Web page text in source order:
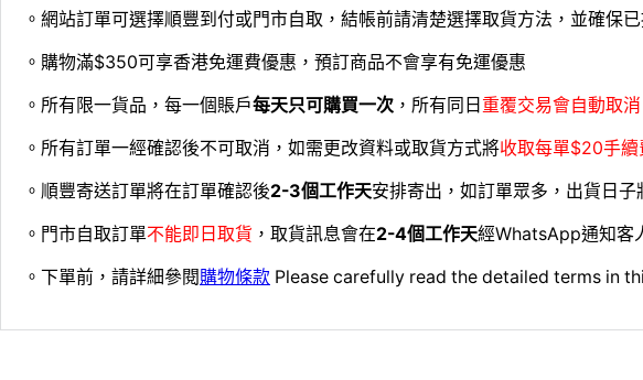
。網站訂單可選擇順豐到付或門市自取，結帳前請清楚選擇取貨方法，並確保
。購物滿$350可享香港免運費優惠，預訂商品不會享有免運優惠
。所有限一貨品，每一個賬戶每天只可購買一次 ，所有同日 重覆交易會自動取消
。所有訂單一經確認後不可取消，如需更改資料或取貨方式將收取每單$20手續
。順豐寄送訂單將在訂單確認後2-3個工作天安排寄出，如訂單眾多，出貨日
。門市自取訂單不能即日取貨 ，取貨訊息會在2-4個工作天經WhatsApp通知客
。下單前，請詳細參閱購物條款 Please carefully read the detailed terms in